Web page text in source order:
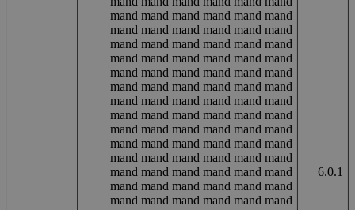
6.0.1
mand mand mand mand mand mand
mand mand mand mand mand mand
mand mand mand mand mand mand
mand mand mand mand mand mand
mand mand mand mand mand mand
mand mand mand mand mand mand
mand mand mand mand mand mand
mand mand mand mand mand mand
mand mand mand mand mand mand
mand mand mand mand mand mand
mand mand mand mand mand mand
mand mand mand mand mand mand
mand mand mand mand mand mand
mand mand mand mand mand mand